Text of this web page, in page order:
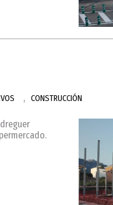
, CONSTRUCCIÓN